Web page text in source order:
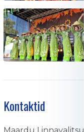
Kontaktid